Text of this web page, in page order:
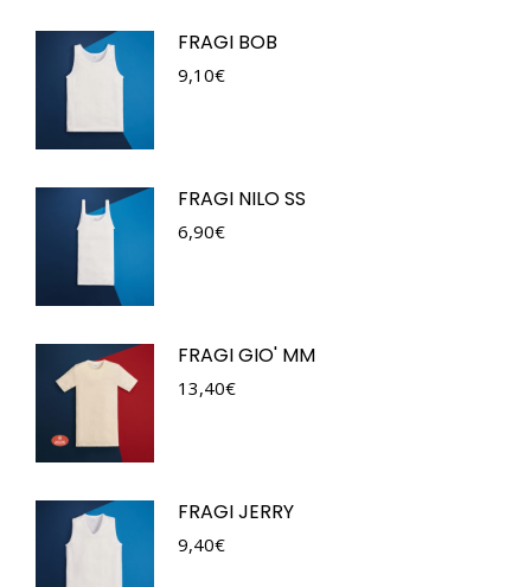
FRAGI BOB
9,10€
FRAGI NILO SS
6,90€
FRAGI GIO' MM
13,40€
FRAGI JERRY
9,40€